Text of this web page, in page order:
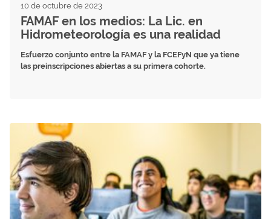
10 de octubre de 2023
FAMAF en los medios: La Lic. en
Hidrometeorología es una realidad
Esfuerzo conjunto entre la FAMAF y la FCEFyN que ya tiene
las preinscripciones abiertas a su primera cohorte.